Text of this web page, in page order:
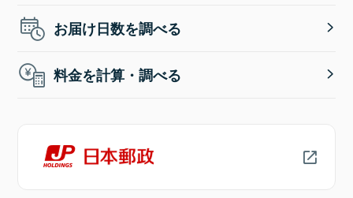
お届け日数を調べる
料金を計算・調べる